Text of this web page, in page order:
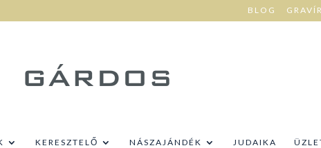
BLOG
KERESZTELŐ NÁSZAJÁNDÉK JUDAIKA